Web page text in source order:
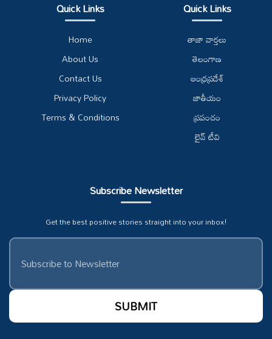
Quick Links
Home
About Us
Contact Us
Privacy Policy
Terms & Conditions
Quick Links
తాజా వార్తలు
తెలంగాణ
ఆంధ్రప్రదేశ్
జాతీయం
ప్రపంచం
లైవ్ టీవి
Subscribe Newsletter
Get the best positive stories straight into your inbox!